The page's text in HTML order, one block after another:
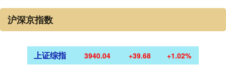
沪深京指数
上证综指 3940.04 +39.68 +1.02%